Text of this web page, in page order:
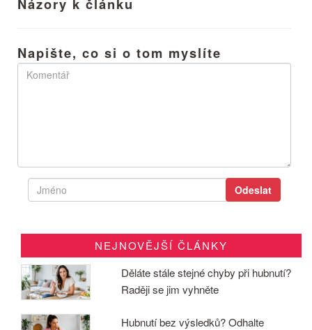
Napište, co si o tom myslíte
NEJNOVĚJŠÍ ČLÁNKY
Děláte stále stejné chyby při hubnutí?
Raději se jim vyhněte
Hubnutí bez výsledků? Odhalte